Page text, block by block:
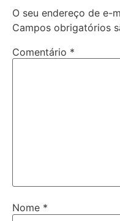
O seu endereço de e-
Campos obrigatórios
Comentário *
Nome *